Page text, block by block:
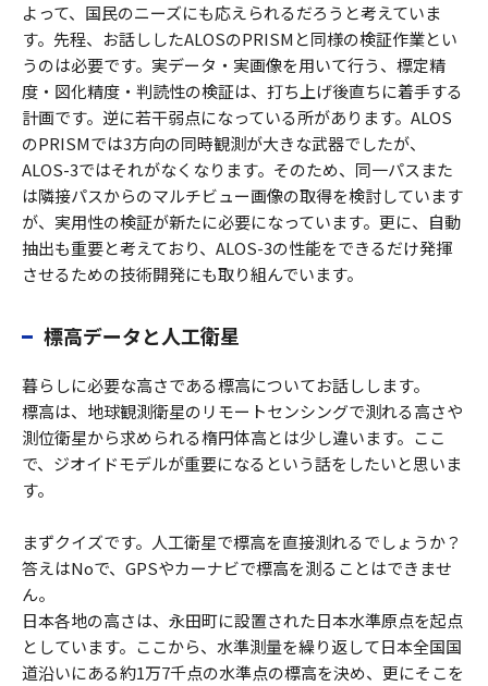
よって、国民のニーズにも応えられるだろうと考えていま
す。先程、お話ししたALOSのPRISMと同様の検証作業とい
うのは必要です。実データ・実画像を用いて行う、標定精
度・図化精度・判読性の検証は、打ち上げ後直ちに着手する
計画です。逆に若干弱点になっている所があります。ALOS
のPRISMでは3方向の同時観測が大きな武器でしたが、
ALOS-3ではそれがなくなります。そのため、同一パスまた
は隣接パスからのマルチビュー画像の取得を検討しています
が、実用性の検証が新たに必要になっています。更に、自動
抽出も重要と考えており、ALOS-3の性能をできるだけ発揮
させるための技術開発にも取り組んでいます。
標高データと人工衛星
暮らしに必要な高さである標高についてお話しします。
標高は、地球観測衛星のリモートセンシングで測れる高さや
測位衛星から求められる楕円体高とは少し違います。ここ
で、ジオイドモデルが重要になるという話をしたいと思いま
す。
まずクイズです。人工衛星で標高を直接測れるでしょうか？
答えはNoで、GPSやカーナビで標高を測ることはできませ
ん。
日本各地の高さは、永田町に設置された日本水準原点を起点
としています。ここから、水準測量を繰り返して日本全国国
道沿いにある約1万7千点の水準点の標高を決め、更にそこを